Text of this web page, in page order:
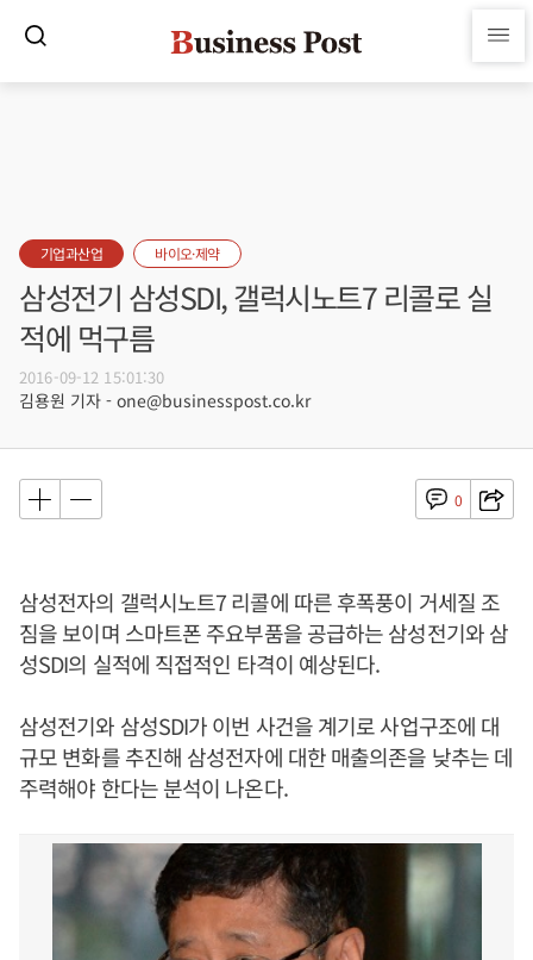
기업과산업 바이오·제약
삼성전기 삼성SDI, 갤럭시노트7 리콜로 실
적에 먹구름
2016-09-12 15:01:30
김용원 기자 - one@businesspost.co.kr
0
삼성전자의 갤럭시노트7 리콜에 따른 후폭풍이 거세질 조
짐을 보이며 스마트폰 주요부품을 공급하는 삼성전기와 삼
성SDI의 실적에 직접적인 타격이 예상된다.
삼성전기와 삼성SDI가 이번 사건을 계기로 사업구조에 대
규모 변화를 추진해 삼성전자에 대한 매출의존을 낮추는 데
주력해야 한다는 분석이 나온다.